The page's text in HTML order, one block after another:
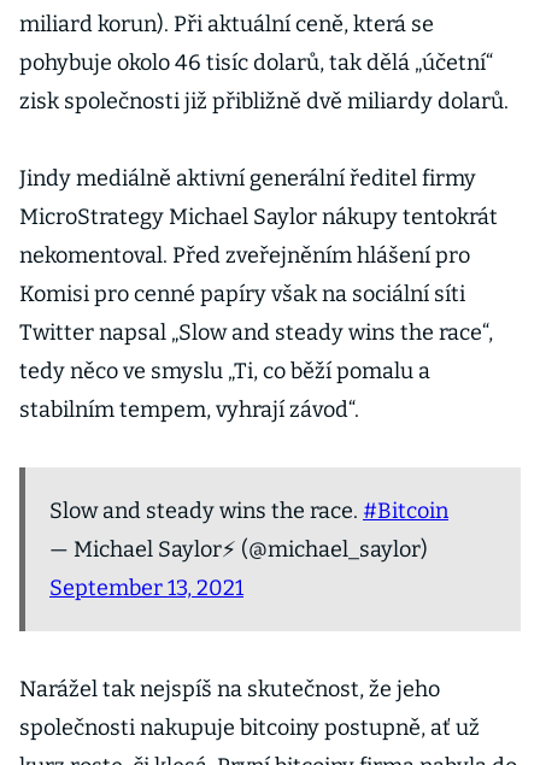
miliard korun). Při aktuální ceně, která se
pohybuje okolo 46 tisíc dolarů, tak dělá „účetní“
zisk společnosti již přibližně dvě miliardy dolarů.
Jindy mediálně aktivní generální ředitel firmy
MicroStrategy Michael Saylor nákupy tentokrát
nekomentoval. Před zveřejněním hlášení pro
Komisi pro cenné papíry však na sociální síti
Twitter napsal „Slow and steady wins the race“,
tedy něco ve smyslu „Ti, co běží pomalu a
stabilním tempem, vyhrají závod“.
Slow and steady wins the race. #Bitcoin
— Michael Saylor⚡️ (@michael_saylor)
September 13, 2021
Narážel tak nejspíš na skutečnost, že jeho
společnosti nakupuje bitcoiny postupně, ať už